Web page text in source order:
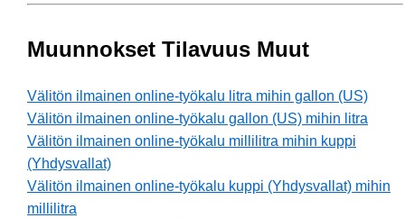
Muunnokset Tilavuus Muut
Välitön ilmainen online-työkalu litra mihin gallon (US)
Välitön ilmainen online-työkalu gallon (US) mihin litra
Välitön ilmainen online-työkalu millilitra mihin kuppi
(Yhdysvallat)
Välitön ilmainen online-työkalu kuppi (Yhdysvallat) mihin
millilitra